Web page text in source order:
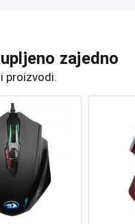
zajedno
proizvodi.